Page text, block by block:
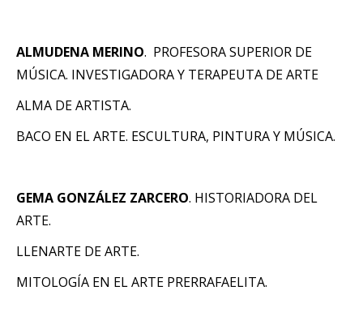
ALMUDENA MERINO. PROFESORA SUPERIOR DE
MÚSICA. INVESTIGADORA Y TERAPEUTA DE ARTE
ALMA DE ARTISTA.
BACO EN EL ARTE. ESCULTURA, PINTURA Y MÚSICA.
GEMA GONZÁLEZ ZARCERO. HISTORIADORA DEL
ARTE.
LLENARTE DE ARTE.
MITOLOGÍA EN EL ARTE PRERRAFAELITA.